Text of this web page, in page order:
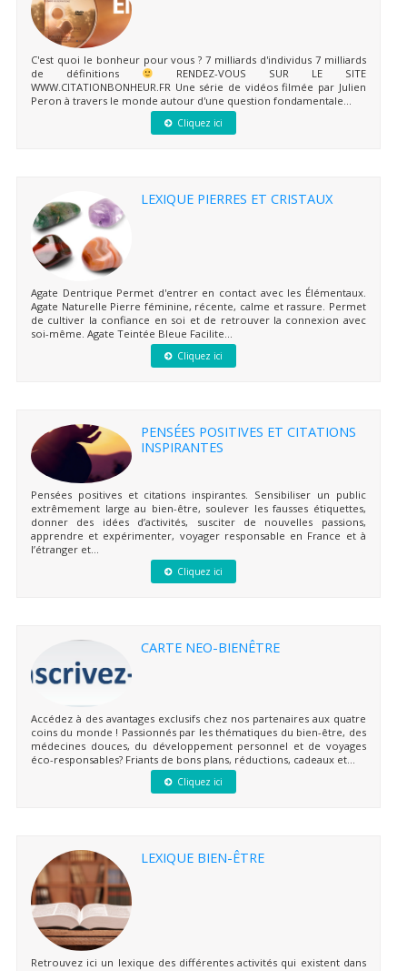
C'est quoi le bonheur pour vous ? 7 milliards d'individus 7 milliards
de définitions
RENDEZ-VOUS SUR LE SITE
WWW.CITATIONBONHEUR.FR Une série de vidéos filmée par Julien
Peron à travers le monde autour d'une question fondamentale...
Cliquez ici
LEXIQUE PIERRES ET CRISTAUX
Agate Dentrique Permet d'entrer en contact avec les Élémentaux.
Agate Naturelle Pierre féminine, récente, calme et rassure. Permet
de cultiver la confiance en soi et de retrouver la connexion avec
soi-même. Agate Teintée Bleue Facilite...
Cliquez ici
PENSÉES POSITIVES ET CITATIONS
INSPIRANTES
Pensées positives et citations inspirantes. Sensibiliser un public
extrêmement large au bien-être, soulever les fausses étiquettes,
donner des idées d’activités, susciter de nouvelles passions,
apprendre et expérimenter, voyager responsable en France et à
l’étranger et...
Cliquez ici
CARTE NEO-BIENÊTRE
Accédez à des avantages exclusifs chez nos partenaires aux quatre
coins du monde ! Passionnés par les thématiques du bien-être, des
médecines douces, du développement personnel et de voyages
éco-responsables? Friants de bons plans, réductions, cadeaux et...
Cliquez ici
LEXIQUE BIEN-ÊTRE
Retrouvez ici un lexique des différentes activités qui existent dans